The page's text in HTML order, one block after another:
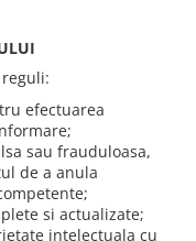
efectuarea
sau frauduloasa,
de a anula
si actualizate;
intelectuala cu